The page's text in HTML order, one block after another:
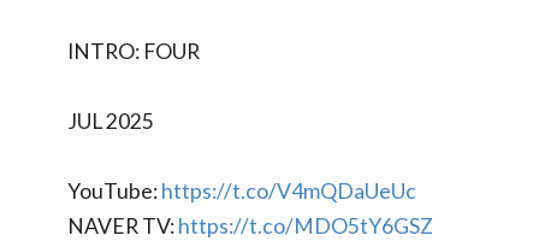
INTRO: FOUR
JUL 2025
YouTube:https://t.co/V4mQDaUeUc
NAVER TV:https://t.co/MDO5tY6GSZ